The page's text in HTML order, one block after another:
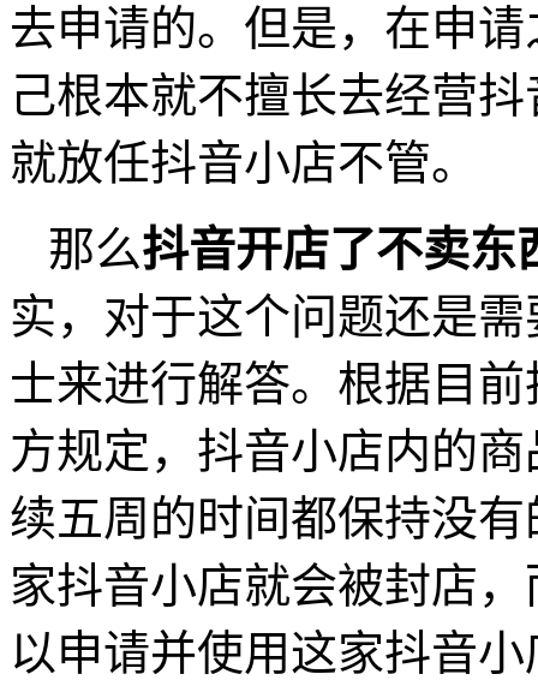
去申请的。但是，在申
己根本就不擅长去经营
就放任抖音小店不管。
那么抖音开店了不卖东
实，对于这个问题还是
士来进行解答。根据目
方规定，抖音小店内的
续五周的时间都保持没
家抖音小店就会被封店
以申请并使用这家抖音